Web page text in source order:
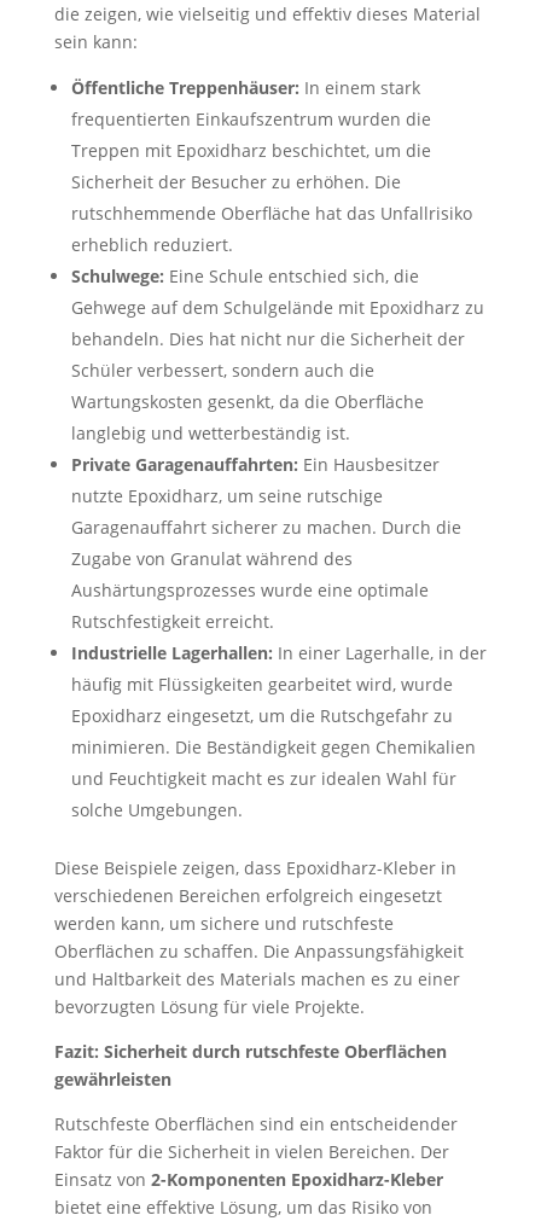
die zeigen, wie vielseitig und effektiv dieses Material
sein kann:
Öffentliche Treppenhäuser: In einem stark
frequentierten Einkaufszentrum wurden die
Treppen mit Epoxidharz beschichtet, um die
Sicherheit der Besucher zu erhöhen. Die
rutschhemmende Oberfläche hat das Unfallrisiko
erheblich reduziert.
Schulwege: Eine Schule entschied sich, die
Gehwege auf dem Schulgelände mit Epoxidharz zu
behandeln. Dies hat nicht nur die Sicherheit der
Schüler verbessert, sondern auch die
Wartungskosten gesenkt, da die Oberfläche
langlebig und wetterbeständig ist.
Private Garagenauffahrten: Ein Hausbesitzer
nutzte Epoxidharz, um seine rutschige
Garagenauffahrt sicherer zu machen. Durch die
Zugabe von Granulat während des
Aushärtungsprozesses wurde eine optimale
Rutschfestigkeit erreicht.
Industrielle Lagerhallen: In einer Lagerhalle, in der
häufig mit Flüssigkeiten gearbeitet wird, wurde
Epoxidharz eingesetzt, um die Rutschgefahr zu
minimieren. Die Beständigkeit gegen Chemikalien
und Feuchtigkeit macht es zur idealen Wahl für
solche Umgebungen.
Diese Beispiele zeigen, dass Epoxidharz-Kleber in
verschiedenen Bereichen erfolgreich eingesetzt
werden kann, um sichere und rutschfeste
Oberflächen zu schaffen. Die Anpassungsfähigkeit
und Haltbarkeit des Materials machen es zu einer
bevorzugten Lösung für viele Projekte.
Fazit: Sicherheit durch rutschfeste Oberflächen
gewährleisten
Rutschfeste Oberflächen sind ein entscheidender
Faktor für die Sicherheit in vielen Bereichen. Der
Einsatz von 2-Komponenten Epoxidharz-Kleber
bietet eine effektive Lösung, um das Risiko von